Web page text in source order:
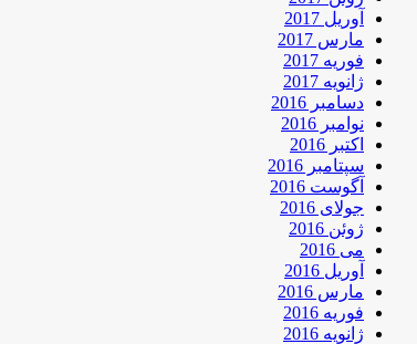
آوریل 2017
مارس 2017
فوریه 2017
ژانویه 2017
دسامبر 2016
نوامبر 2016
اکتبر 2016
سپتامبر 2016
آگوست 2016
جولای 2016
ژوئن 2016
می 2016
آوریل 2016
مارس 2016
فوریه 2016
ژانویه 2016